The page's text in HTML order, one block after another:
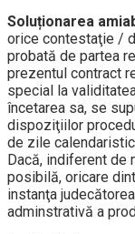
Soluționarea
orice contestaţie /
probată de partea
prezentul contract
special la
încetarea sa, se
dispoziţiilor
de zile
Dacă, indiferent de
posibilă, oricare
instanţa
adminstrativă a